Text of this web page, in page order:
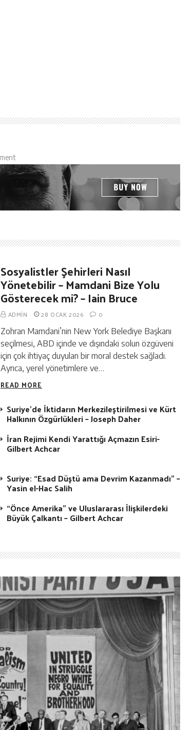
Sosyalistler Şehirleri Nasıl
Yönetebilir – Mamdani Bize Yolu
Gösterecek mi? – Iain Bruce
ADMIN 28 OCAK 2026 0
Zohran Mamdani’nin New York Belediye Başkanı
seçilmesi, ABD içinde ve dışındaki solun özgüveni
için çok ihtiyaç duyulan bir moral destek sağladı.
Ayrıca, yerel yönetimlere ve…
READ MORE
Suriye’de İktidarın Merkezileştirilmesi ve Kürt
Halkının Özgürlükleri – Joseph Daher
İran Rejimi Kendi Yarattığı Açmazın Esiri-
Gilbert Achcar
Suriye: “Esad Düştü ama Devrim Kazanmadı” –
Yasin el-Hac Salih
“Önce Amerika” ve Uluslararası İlişkilerdeki
Büyük Çalkantı – Gilbert Achcar